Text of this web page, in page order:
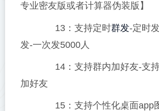
专业密友版或者计算器伪装版】
13：支持定时群发-定时
发-一次发5000人
14：支持群内加好友-支持
加好友
15：支持个性化桌面app